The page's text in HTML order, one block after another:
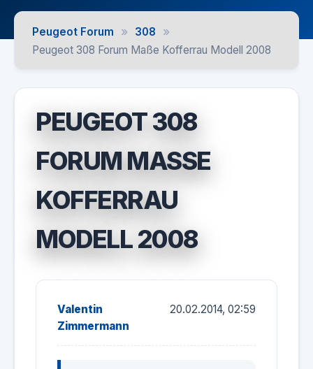
Peugeot Forum » 308 »
Peugeot 308 Forum Maße Kofferrau Modell 2008
PEUGEOT 308
FORUM MASSE K
OFFERRAU M
ODELL 2008
Valentin
Zimmermann
20.02.2014, 02:59